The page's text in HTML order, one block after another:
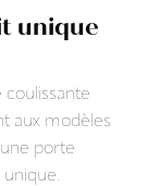
unique
coulissante
aux modèles
porte